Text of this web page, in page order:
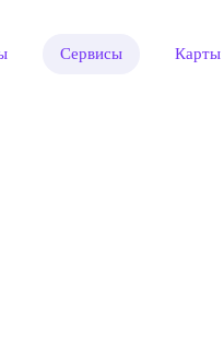
Сервисы Карты